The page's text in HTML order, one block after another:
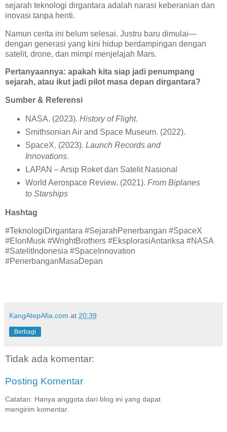
sejarah teknologi dirgantara adalah narasi keberanian dan
inovasi tanpa henti.
Namun cerita ini belum selesai. Justru baru dimulai—
dengan generasi yang kini hidup berdampingan dengan
satelit, drone, dan mimpi menjelajah Mars.
Pertanyaannya: apakah kita siap jadi penumpang
sejarah, atau ikut jadi pilot masa depan dirgantara?
Sumber & Referensi
NASA. (2023). History of Flight.
Smithsonian Air and Space Museum. (2022).
SpaceX. (2023). Launch Records and
Innovations.
LAPAN – Arsip Roket dan Satelit Nasional
World Aerospace Review. (2021). From Biplanes
to Starships
Hashtag
#TeknologiDirgantara #SejarahPenerbangan #SpaceX
#ElonMusk #WrightBrothers #EksplorasiAntariksa #NASA
#SatelitIndonesia #SpaceInnovation
#PenerbanganMasaDepan
KangAtepAfia.com at 20:39
Berbagi
Tidak ada komentar:
Posting Komentar
Catatan: Hanya anggota dari blog ini yang dapat
mengirim komentar.